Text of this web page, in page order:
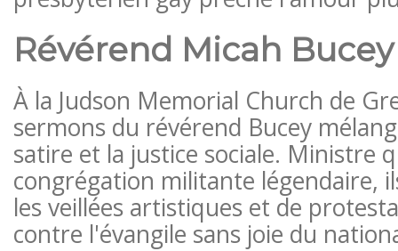
Révérend Micah Bucey
À la Judson Memorial Church de
sermons du révérend Bucey
satire et la justice sociale. Ministre
congrégation militante légendaire,
les veillées artistiques et de
contre l'évangile sans joie du